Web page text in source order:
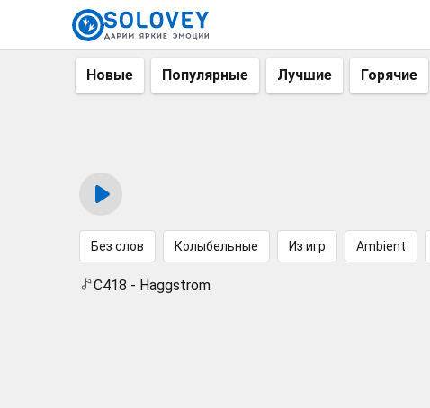
Новые Популярные Лучшие Горячие
Без слов Колыбельные Из игр Ambient
C418 - Haggstrom